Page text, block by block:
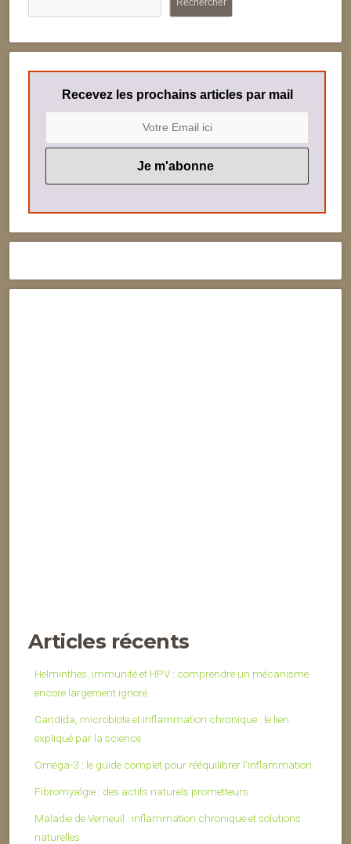
Rechercher
Recevez les prochains articles par mail
Articles récents
Helminthes, immunité et HPV : comprendre un mécanisme
encore largement ignoré
Candida, microbiote et inflammation chronique : le lien
expliqué par la science
Oméga-3 : le guide complet pour rééquilibrer l’inflammation
Fibromyalgie : des actifs naturels prometteurs
Maladie de Verneuil : inflammation chronique et solutions
naturelles